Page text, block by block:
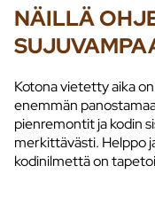
NÄILLÄ
Kotona vietetty aika
enemmän
pienremontit ja kodin
merkittävästi. Helppo
kodinilmettä on